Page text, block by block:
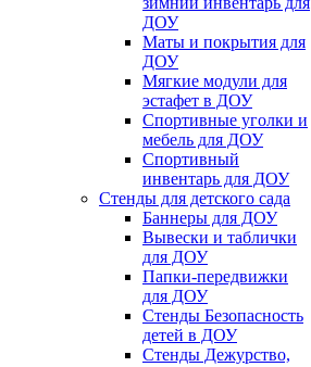
ДОУ
Маты и покрытия для
ДОУ
Мягкие модули для
эстафет в ДОУ
Спортивные уголки и
мебель для ДОУ
Спортивный
инвентарь для ДОУ
Стенды для детского сада
Баннеры для ДОУ
Вывески и таблички
для ДОУ
Папки-передвижки
для ДОУ
Стенды Безопасность
детей в ДОУ
Стенды Дежурство,